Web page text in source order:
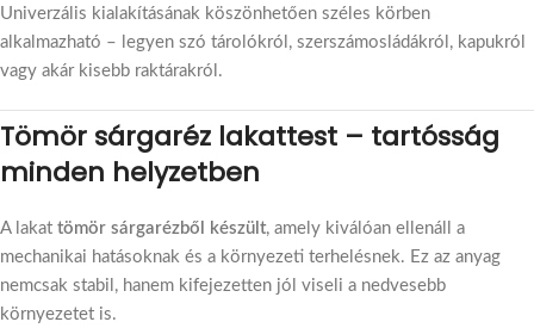
Univerzális kialakításának köszönhetően széles körben
alkalmazható – legyen szó tárolókról, szerszámosládákról, kapukról
vagy akár kisebb raktárakról.
Tömör sárgaréz lakattest – tartósság
minden helyzetben
A lakat tömör sárgarézből készült, amely kiválóan ellenáll a
mechanikai hatásoknak és a környezeti terhelésnek. Ez az anyag
nemcsak stabil, hanem kifejezetten jól viseli a nedvesebb
környezetet is.